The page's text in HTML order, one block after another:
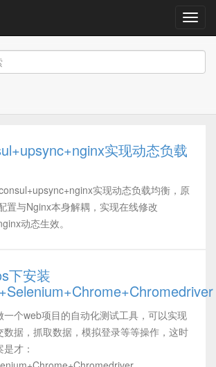
导
航
实现动态负载
实现动态负载均衡，原
置与Nginx本身解耦，实现在线修改
动态生效。
下安装
一个web项目的自动化测试工具，可以实现
数据，抓取数据，模拟登录等等操作，这时
才：